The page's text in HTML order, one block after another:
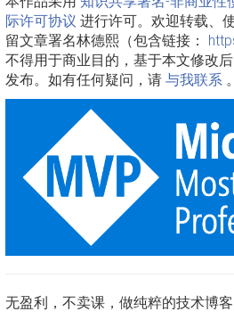
际许可协议 进行许可。欢迎转载、
留文章署名林德熙（包含链接：
不得用于商业目的，基于本文修改
发布。如有任何疑问，请 与我联系 。
无盈利，不卖课，做纯粹的技术博客